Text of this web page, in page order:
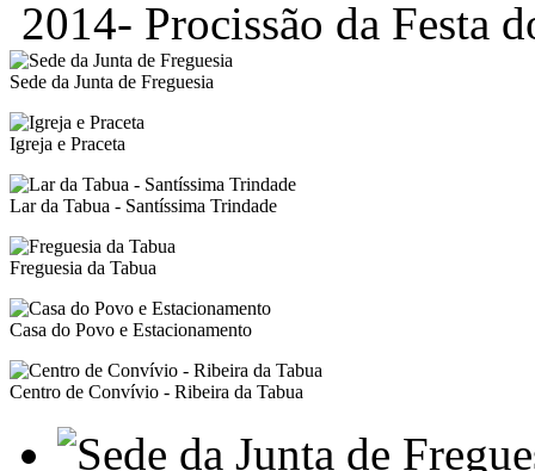
2014- Procissão da Festa
Sede da Junta de Freguesia
Igreja e Praceta
Lar da Tabua - Santíssima Trindade
Freguesia da Tabua
Casa do Povo e Estacionamento
Centro de Convívio - Ribeira da Tabua